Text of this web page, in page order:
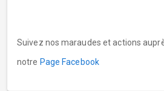
Suivez nos maraudes et actions
notre Page Facebook